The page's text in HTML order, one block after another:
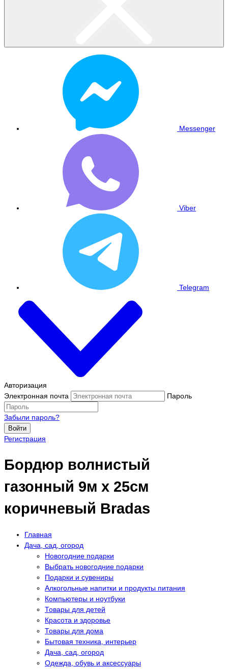
Messenger
Viber
Telegram
Авторизация
Электронная почта
Пароль
Забыли пароль?
Войти
Регистрация
Бордюр волнистый
газонный 9м х 25см
коричневый Bradas
Главная
Дача, сад, огород
Новогодние подарки
Выбрать новогодние подарки
Подарки и сувениры
Алкогольные напитки и продукты питания
Компьютеры и ноутбуки
Товары для детей
Красота и здоровье
Товары для дома
Бытовая техника, интерьер
Дача, сад, огород
Одежда, обувь и аксессуары